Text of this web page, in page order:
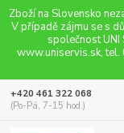
Zboží na Slovensko
V případě zájmu se s
společnost UNI
www.uniservis.sk, tel.
+420 461 322 068
(Po-Pá, 7-15 hod.)